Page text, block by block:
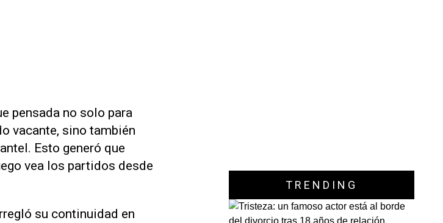
pensada no solo para
vacante, sino también
Esto generó que
vea los partidos desde
su continuidad en
TRENDING